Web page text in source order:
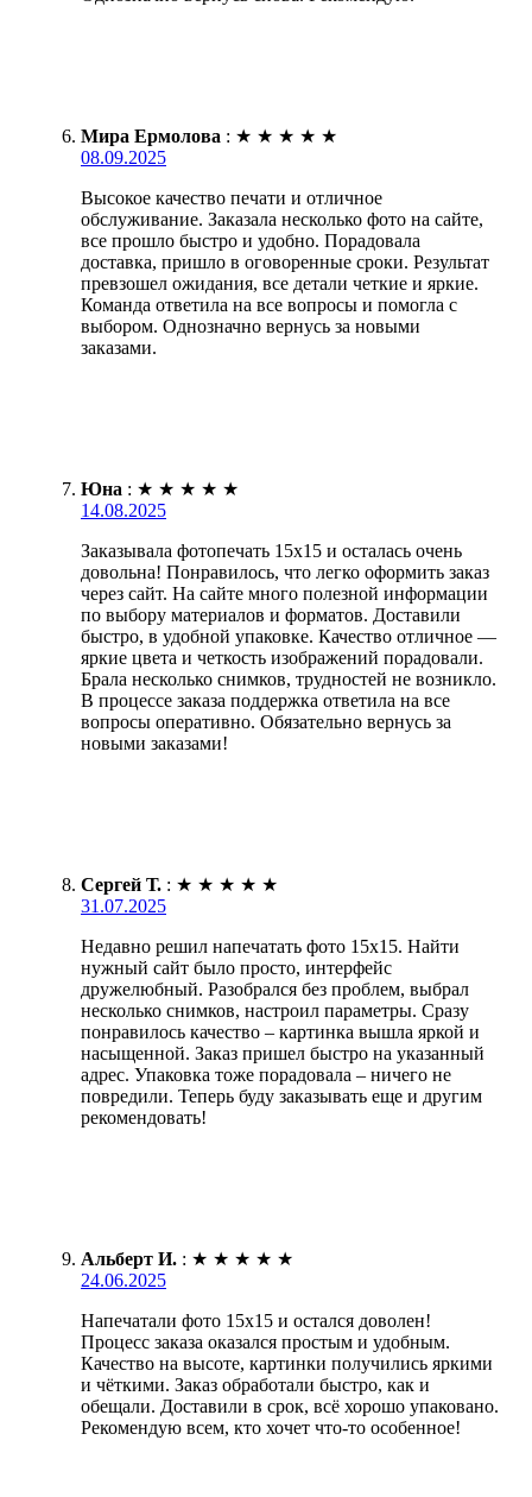
Мира Ермолова : ★ ★ ★ ★ ★
08.09.2025
Высокое качество печати и отличное
обслуживание. Заказала несколько фото на сайте,
все прошло быстро и удобно. Порадовала
доставка, пришло в оговоренные сроки. Результат
превзошел ожидания, все детали четкие и яркие.
Команда ответила на все вопросы и помогла с
выбором. Однозначно вернусь за новыми
заказами.
Юна : ★ ★ ★ ★ ★
14.08.2025
Заказывала фотопечать 15х15 и осталась очень
довольна! Понравилось, что легко оформить заказ
через сайт. На сайте много полезной информации
по выбору материалов и форматов. Доставили
быстро, в удобной упаковке. Качество отличное —
яркие цвета и четкость изображений порадовали.
Брала несколько снимков, трудностей не возникло.
В процессе заказа поддержка ответила на все
вопросы оперативно. Обязательно вернусь за
новыми заказами!
Сергей Т. : ★ ★ ★ ★ ★
31.07.2025
Недавно решил напечатать фото 15х15. Найти
нужный сайт было просто, интерфейс
дружелюбный. Разобрался без проблем, выбрал
несколько снимков, настроил параметры. Сразу
понравилось качество – картинка вышла яркой и
насыщенной. Заказ пришел быстро на указанный
адрес. Упаковка тоже порадовала – ничего не
повредили. Теперь буду заказывать еще и другим
рекомендовать!
Альберт И. : ★ ★ ★ ★ ★
24.06.2025
Напечатали фото 15х15 и остался доволен!
Процесс заказа оказался простым и удобным.
Качество на высоте, картинки получились яркими
и чёткими. Заказ обработали быстро, как и
обещали. Доставили в срок, всё хорошо упаковано.
Рекомендую всем, кто хочет что-то особенное!